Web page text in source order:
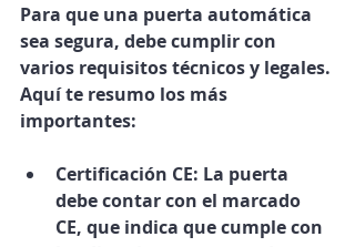
Para que una puerta automática
sea segura, debe cumplir con
varios requisitos técnicos y legales.
Aquí te resumo los más
importantes:
Certificación CE: La puerta
debe contar con el marcado
CE, que indica que cumple con